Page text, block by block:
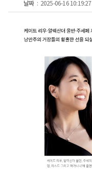
날짜 2025-06-16 10:19:27